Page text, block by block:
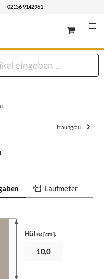
02156 9142961
braungrau
Laufmeter
Höhe[ cm ]: